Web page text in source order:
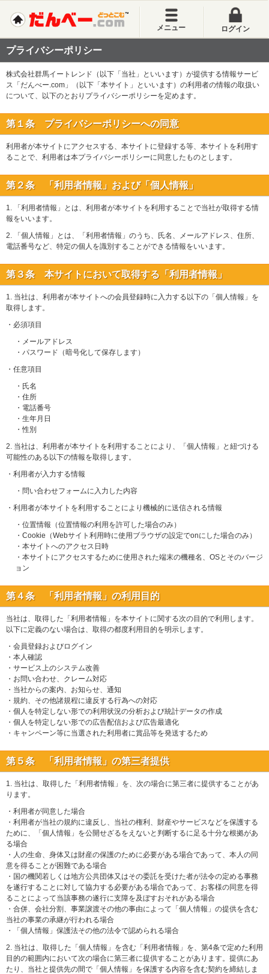
メニュー ログイン
プライバシーポリシー
株式会社群馬イートレンド（以下「当社」といいます）が提供する情報サービ
ス「だんべー.com」（以下「本サイト」といいます）の利用者の情報の取扱い
について、以下のとおりプライバシーポリシーを定めます。
第１条 プライバシーポリシーへの同意
利用者が本サイトにアクセスする、本サイトに登録する等、本サイトを利用す
ることで、利用者は本プライバシーポリシーに同意したものとします。
第２条 「利用者情報」および「個人情報」
1. 「利用者情報」とは、利用者が本サイトを利用することで当社が取得する情
報をいいます。
2. 「個人情報」とは、「利用者情報」のうち、氏名、メールアドレス、住所、
電話番号など、特定の個人を識別することができる情報をいいます。
第３条 本サイトにおいて取得する「利用者情報」
1. 当社は、利用者が本サイトへの会員登録時に入力する以下の「個人情報」を
取得します。
・必須項目
・メールアドレス
・パスワード（暗号化して保存します）
・任意項目
・氏名
・住所
・電話番号
・生年月日
・性別
2. 当社は、利用者が本サイトを利用することにより、「個人情報」と紐づける
可能性のある以下の情報を取得します。
・利用者が入力する情報
・問い合わせフォームに入力した内容
・利用者が本サイトを利用することにより機械的に送信される情報
・位置情報（位置情報の利用を許可した場合のみ）
・Cookie（Webサイト利用時に使用ブラウザの設定でonにした場合のみ）
・本サイトへのアクセス日時
・本サイトにアクセスするために使用された端末の機種名、OSとそのバージ
ョン
第４条 「利用者情報」の利用目的
当社は、取得した「利用者情報」を本サイトに関する次の目的で利用します。
以下に定義のない場合は、取得の都度利用目的を明示します。
・会員登録およびログイン
・本人確認
・サービス上のシステム改善
・お問い合わせ、クレーム対応
・当社からの案内、お知らせ、通知
・規約、その他諸規程に違反する行為への対応
・個人を特定しない形での利用状況の分析および統計データの作成
・個人を特定しない形での広告配信および広告最適化
・キャンペーン等に当選された利用者に賞品等を発送するため
第５条 「利用者情報」の第三者提供
1. 当社は、取得した「利用者情報」を、次の場合に第三者に提供することがあ
ります。
・利用者が同意した場合
・利用者が当社の規約に違反し、当社の権利、財産やサービスなどを保護する
ために、「個人情報」を公開せざるをえないと判断するに足る十分な根拠があ
る場合
・人の生命、身体又は財産の保護のために必要がある場合であって、本人の同
意を得ることが困難である場合
・国の機関若しくは地方公共団体又はその委託を受けた者が法令の定める事務
を遂行することに対して協力する必要がある場合であって、お客様の同意を得
ることによって当該事務の遂行に支障を及ぼすおそれがある場合
・合併、会社分割、事業譲渡その他の事由によって「個人情報」の提供を含む
当社の事業の承継が行われる場合
・「個人情報」保護法その他の法令で認められる場合
2. 当社は、取得した「個人情報」を含む「利用者情報」を、第4条で定めた利用
目的の範囲内において次の場合に第三者に提供することがあります。提供にあ
たり、当社と提供先の間で「個人情報」を保護する内容を含む契約を締結しま